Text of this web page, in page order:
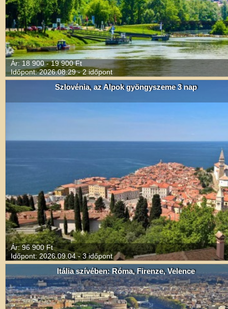
Ár: 18 900 - 19 900 Ft
Időpont: 2026.08.29 - 2 időpont
Szlovénia, az Alpok gyöngyszeme 3 nap
Ár: 96 900 Ft
Időpont: 2026.09.04 - 3 időpont
Itália szívében: Róma, Firenze, Velence